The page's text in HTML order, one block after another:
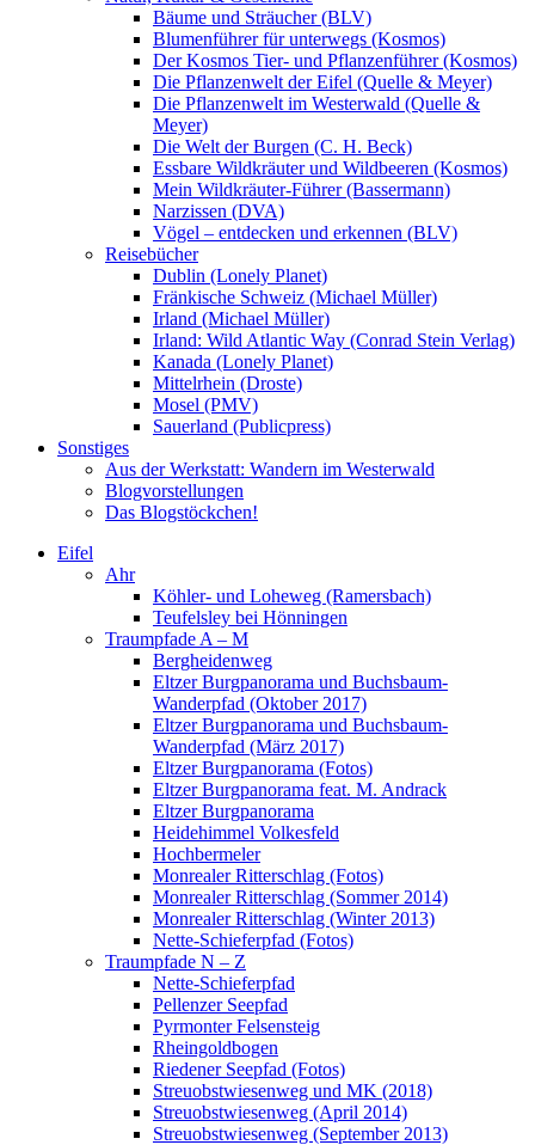
Bäume und Sträucher (BLV)
Blumenführer für unterwegs (Kosmos)
Der Kosmos Tier- und Pflanzenführer (Kosmos)
Die Pflanzenwelt der Eifel (Quelle & Meyer)
Die Pflanzenwelt im Westerwald (Quelle &
Meyer)
Die Welt der Burgen (C. H. Beck)
Essbare Wildkräuter und Wildbeeren (Kosmos)
Mein Wildkräuter-Führer (Bassermann)
Narzissen (DVA)
Vögel – entdecken und erkennen (BLV)
Reisebücher
Dublin (Lonely Planet)
Fränkische Schweiz (Michael Müller)
Irland (Michael Müller)
Irland: Wild Atlantic Way (Conrad Stein Verlag)
Kanada (Lonely Planet)
Mittelrhein (Droste)
Mosel (PMV)
Sauerland (Publicpress)
Sonstiges
Aus der Werkstatt: Wandern im Westerwald
Blogvorstellungen
Das Blogstöckchen!
Eifel
Ahr
Köhler- und Loheweg (Ramersbach)
Teufelsley bei Hönningen
Traumpfade A – M
Bergheidenweg
Eltzer Burgpanorama und Buchsbaum-
Wanderpfad (Oktober 2017)
Eltzer Burgpanorama und Buchsbaum-
Wanderpfad (März 2017)
Eltzer Burgpanorama (Fotos)
Eltzer Burgpanorama feat. M. Andrack
Eltzer Burgpanorama
Heidehimmel Volkesfeld
Hochbermeler
Monrealer Ritterschlag (Fotos)
Monrealer Ritterschlag (Sommer 2014)
Monrealer Ritterschlag (Winter 2013)
Nette-Schieferpfad (Fotos)
Traumpfade N – Z
Nette-Schieferpfad
Pellenzer Seepfad
Pyrmonter Felsensteig
Rheingoldbogen
Riedener Seepfad (Fotos)
Streuobstwiesenweg und MK (2018)
Streuobstwiesenweg (April 2014)
Streuobstwiesenweg (September 2013)